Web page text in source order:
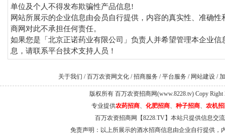
单位及个人不得发布欺骗性产品信息!
网站所展示的企业信息由会员自行提供，内容的真实性、准确
商网对此不承担任何责任。
如果您是「北京正诺药业有限公司」负责人并希望管理本企业
息，请联系平台技术支持人员！
关于我们 /百万农资网文化 /招商服务 /平台服务 / 网站建设 /
版权所有 百万农资招商网(www.8228.tv) Copy Right
专业提供农药招商、 化肥招商、 种子招商、 农机
百万农资招商网【8228.TV】本站只提供信息交
免责声明：以上所展示的酒水招商信息由企业自行提供